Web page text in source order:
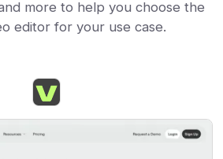
more to help you choose the
editor for your use case.